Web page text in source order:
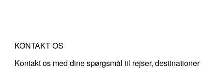
KONTAKT OS
Kontakt os med dine spørgsmål til rejser, destinationer